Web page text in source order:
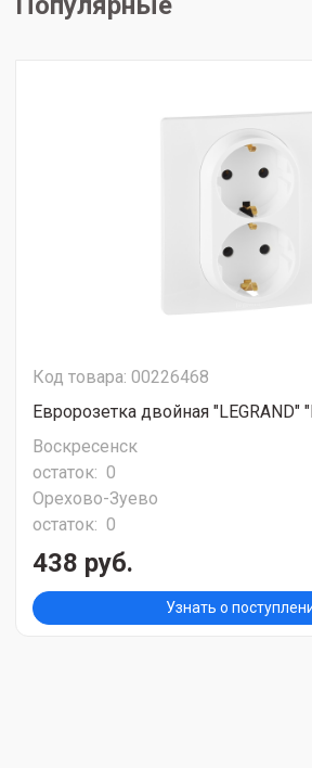
Код товара: 00226468
Евророзетка двойная "LEGRAND"
Воскресенск
остаток: 0
Орехово-Зуево
остаток: 0
438 руб.
Узнать о